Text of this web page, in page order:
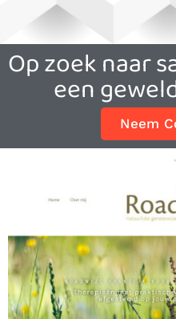
Op zoek naar
een
Neem